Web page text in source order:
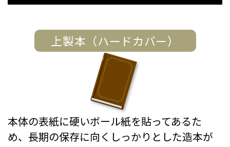
上製本（ハードカバー）
本体の表紙に硬いボール紙を貼ってあるた
め、長期の保存に向くしっかりとした造本が